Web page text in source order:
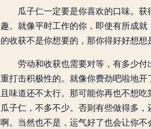
瓜子仁一定要是你喜欢的口味。获
趣。就像平时工作的你，即使有所成
的收获不是你想要的，那你得好好想
劳动和收获也需要对等，有多少付
重打击积极性的。就像你费劲吧啦地
且味道还不太行。那可能你再也不想
瓜子仁，不多不少。否则有些做得多
啊。当然也不是，运气好了也会让你